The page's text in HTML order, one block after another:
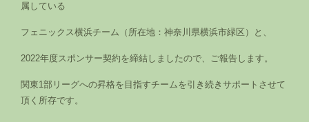
属している
フェニックス横浜チーム（所在地：神奈川県横浜市緑区）と、
2022年度スポンサー契約を締結しましたので、ご報告します。
関東1部リーグへの昇格を目指すチームを引き続きサポートさせて
頂く所存です。